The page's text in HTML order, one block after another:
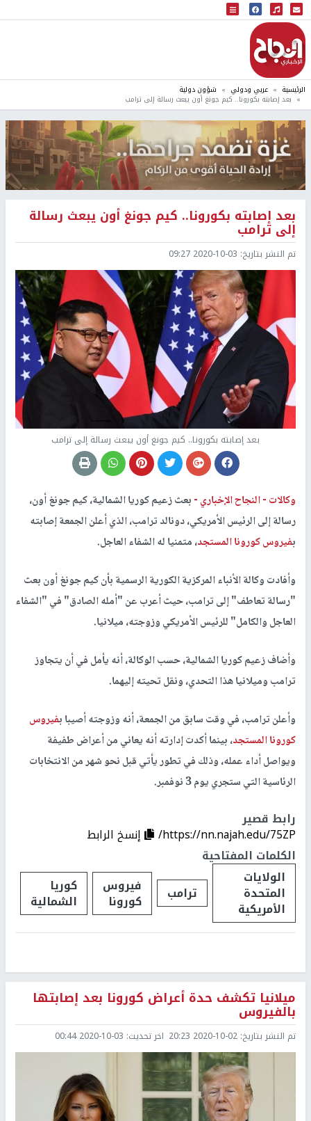
البث المباشر
إذاعة النجاح
الرئيسية عربي ودولي شؤون دولية
بعد إصابته بكورونا.. كيم جونغ أون يبعث رسالة إلى ترامب
بعد إصابته بكورونا.. كيم جونغ أون يبعث رسالة
إلى ترامب
تم النشر بتاريخ: 2020-10-03 09:27
بعد إصابته بكورونا.. كيم جونغ أون يبعث رسالة إلى ترامب
وكالات -النجاح الإخباري -بعث زعيم كوريا الشمالية، كيم جونغ أون،
رسالة إلى الرئيس الأمريكي، دونالد ترامب، الذي أعلن الجمعة إصابته
بفيروس كورونا المستجد، متمنيا له الشفاء العاجل.
وأفادت وكالة الأنباء المركزية الكورية الرسمية بأن كيم جونغ أون بعث
"رسالة تعاطف" إلى ترامب، حيث أعرب عن "أمله الصادق" في "الشفاء
العاجل والكامل" للرئيس الأمريكي وزوجته، ميلانيا.
وأضاف زعيم كوريا الشمالية، حسب الوكالة، أنه يأمل في أن يتجاوز
ترامب وميلانيا هذا التحدي، ونقل تحيته إليهما.
وأعلن ترامب، في وقت سابق من الجمعة، أنه وزوجته أصيبا بفيروس
كورونا المستجد، بينما أكدت إدارته أنه يعاني من أعراض طفيفة
ويواصل أداء عمله، وذلك في تطور يأتي قبل نحو شهر من الانتخابات
الرئاسية التي ستجري يوم 3 نوفمبر.
رابط قصير
https://nn.najah.edu/75ZP/
إنسخ الرابط
الكلمات المفتاحية
الولايات
المتحدة
الأمريكية
ترامب فيروس
كورونا
كوريا
الشمالية
ميلانيا تكشف حدة أعراض كورونا بعد إصابتها
بالفيروس
تم النشر بتاريخ: 2020-10-02 20:23 اخر تحديث: 2020-10-03 00:44